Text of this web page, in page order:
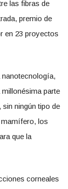
las fibras de
premio de
en 23 proyectos
parte
ningún tipo de
mamífero, los
que la
corneales